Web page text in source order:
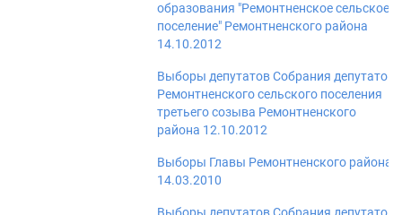
образования "Ремонтненское сельское
поселение" Ремонтненского района
14.10.2012
Выборы депутатов Собрания депутатов
Ремонтненского сельского поселения
третьего созыва Ремонтненского
района 12.10.2012
Выборы Главы Ремонтненского района
14.03.2010